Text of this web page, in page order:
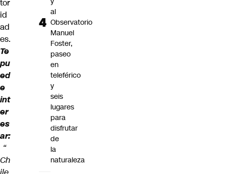
tor
id
ad
es.
Te
pu
ed
e
int
er
es
ar:
“
Ch
al
Observatorio
Manuel
Foster,
paseo
en
teleférico
y
seis
lugares
para
disfrutar
de
la
naturaleza